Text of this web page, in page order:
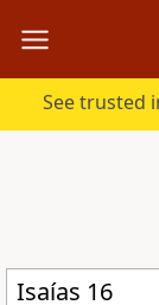
See trusted